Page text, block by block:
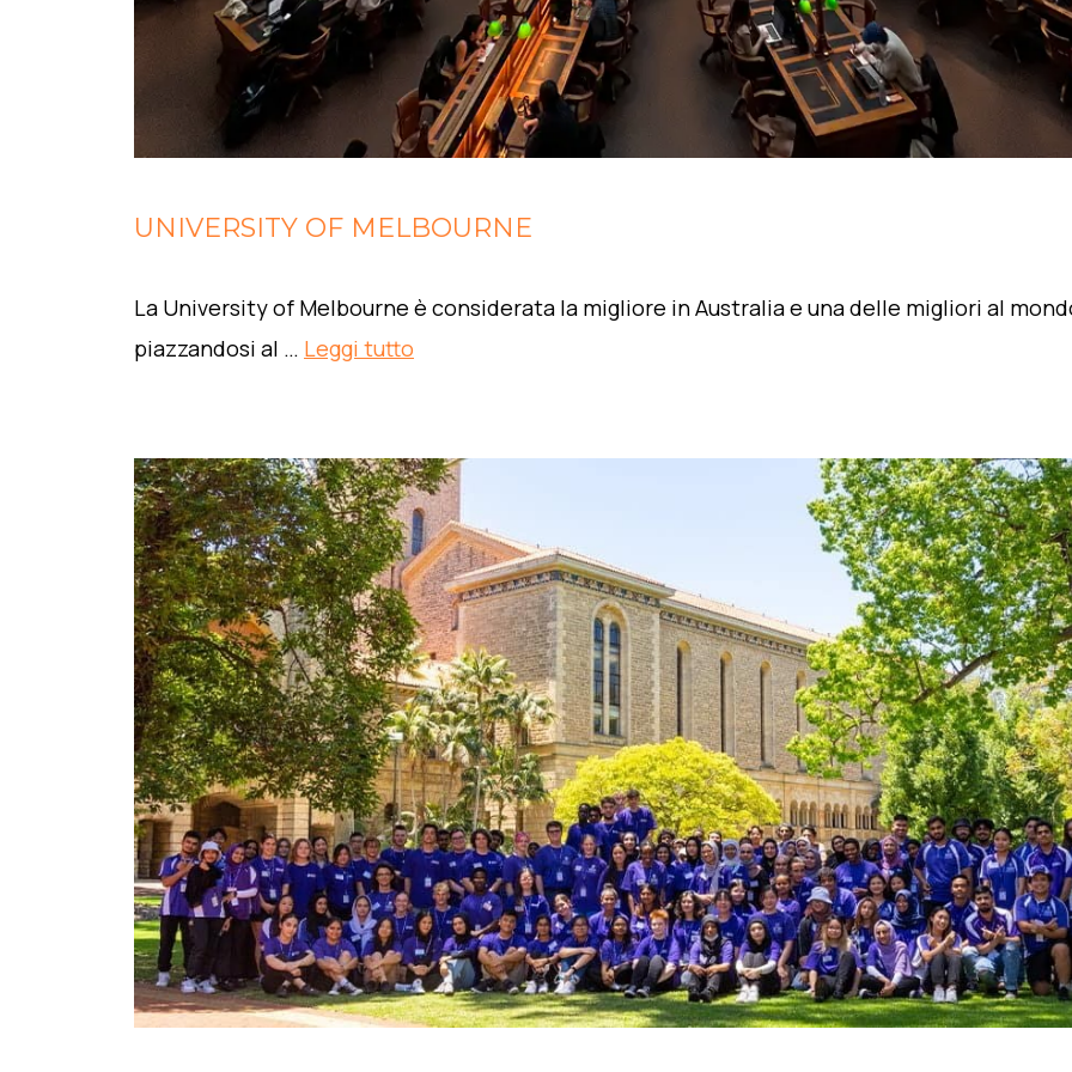
UNIVERSITY OF MELBOURNE
La University of Melbourne è considerata la migliore in Australia e una delle migliori al
piazzandosi al … Leggi tutto